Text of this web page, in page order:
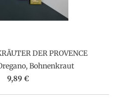
DER PROVENCE
Bohnenkraut
9,89 €